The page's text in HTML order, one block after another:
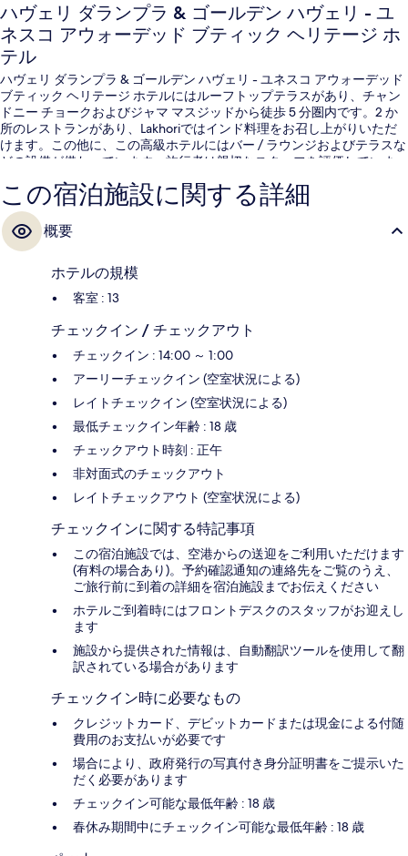
ハヴェリ ダランプラ & ゴールデン ハヴェリ - ユ
ネスコ アウォーデッド ブティック ヘリテージ ホ
テル
ハヴェリ ダランプラ & ゴールデン ハヴェリ - ユネスコ アウォーデッド
ブティック ヘリテージ ホテルにはルーフトップテラスがあり、チャン
ドニー チョークおよびジャマ マスジッドから徒歩 5 分圏内です。2 か
所のレストランがあり、Lakhoriではインド料理をお召し上がりいただ
けます。この他に、この高級ホテルにはバー / ラウンジおよびテラスな
どの設備が備わっています。旅行者は親切なスタッフを評価していま
す。この宿泊施設からは歩いてすぐ公共交通機関を利用できます。地下
鉄チュワライ バザール駅までは 10 分、ジャマ・マスジド駅までは 10
分です。
この宿泊施設に関する詳細
概要
ホテルの規模
客室 : 13
チェックイン / チェックアウト
チェックイン : 14:00 ～ 1:00
アーリーチェックイン (空室状況による)
レイトチェックイン (空室状況による)
最低チェックイン年齢 : 18 歳
チェックアウト時刻 : 正午
非対面式のチェックアウト
レイトチェックアウト (空室状況による)
チェックインに関する特記事項
この宿泊施設では、空港からの送迎をご利用いただけます
(有料の場合あり)。予約確認通知の連絡先をご覧のうえ、
ご旅行前に到着の詳細を宿泊施設までお伝えください
ホテルご到着時にはフロントデスクのスタッフがお迎えし
ます
施設から提供された情報は、自動翻訳ツールを使用して翻
訳されている場合があります
チェックイン時に必要なもの
クレジットカード、デビットカードまたは現金による付随
費用のお支払いが必要です
場合により、政府発行の写真付き身分証明書をご提示いた
だく必要があります
チェックイン可能な最低年齢 : 18 歳
春休み期間中にチェックイン可能な最低年齢 : 18 歳